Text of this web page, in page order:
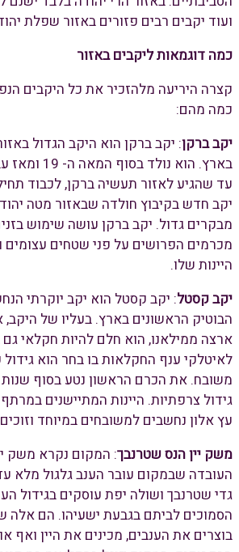
ועוד יקבים רבים פזורים באזור שפלת
כמה דוגמאות ליקבים באזור
קצרה היריעה מלהזכיר את כל היקבים
כמה מהם:
יקב ברקן: יקב ברקן הוא היקב הגדול
בארץ. הוא
עד שהגיע לאזור תעשיה ברקן, לכבוד
יקב חדש בקיבוץ חולדה שבאזור מטה
מבקרים גדול. יקב ברקן עושה שימוש
מכרמים הפרושים על פני שטחים עצומים
היינות שלו.
יקב קסטל: יקב קסטל הוא יקב יוקרתי
הבוטיק הראשונים בארץ. בעליו של היקב,
ארצה ממילאנו, הוא חלם להיות חקלאי
לאיטלקי ענף החקלאות בו בחר הוא גידול
גידול צרפתיות. היינות המתיישנים
עץ אלון נחשבים למשובחים במיוחד
משק יין הנס שטרנבך: המקום נקרא משק
העובדה שבמקום עובר הענב גלגול מלא
גדי שטרנבך ושולה יפת עוסקים בגידול
הסמוכים לביתם בגבעת ישעיהו. הם אלה
בוצרים את הענבים, מכינים את היין ואף